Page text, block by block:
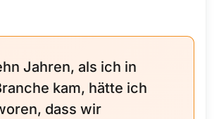
Jahren, als ich in
kam, hätte ich
dass wir